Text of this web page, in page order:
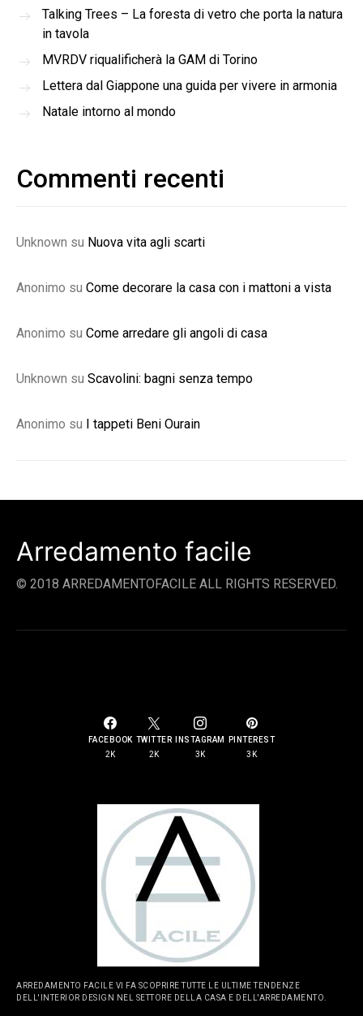
Talking Trees – La foresta di vetro che porta la natura
in tavola
MVRDV riqualificherà la GAM di Torino
Lettera dal Giappone una guida per vivere in armonia
Natale intorno al mondo
Commenti recenti
Unknown su Nuova vita agli scarti
Anonimo su Come decorare la casa con i mattoni a vista
Anonimo su Come arredare gli angoli di casa
Unknown su Scavolini: bagni senza tempo
Anonimo su I tappeti Beni Ourain
Arredamento facile
© 2018 ARREDAMENTOFACILE ALL RIGHTS RESERVED.
FACEBOOK
2K
TWITTER
2K
INSTAGRAM
3K
PINTEREST
3K
ARREDAMENTO FACILE VI FA SCOPRIRE TUTTE LE ULTIME TENDENZE
DELL'INTERIOR DESIGN NEL SETTORE DELLA CASA E DELL'ARREDAMENTO.